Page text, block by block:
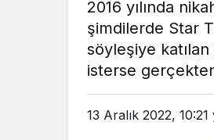
2016 yılında
şimdilerde Star
söyleşiye
isterse
13 Aralık 2022, 10:21